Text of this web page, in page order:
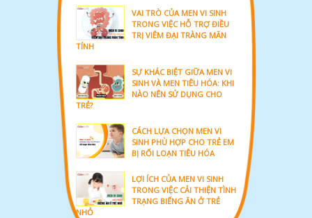
VAI TRÒ CỦA MEN VI SINH
TRONG VIỆC HỖ TRỢ ĐIỀU
TRỊ VIÊM ĐẠI TRÀNG MÃN
TÍNH
SỰ KHÁC BIỆT GIỮA MEN VI
SINH VÀ MEN TIÊU HÓA: KHI
NÀO NÊN SỬ DỤNG CHO
TRẺ?
CÁCH LỰA CHỌN MEN VI
SINH PHÙ HỢP CHO TRẺ EM
BỊ RỐI LOẠN TIÊU HÓA
LỢI ÍCH CỦA MEN VI SINH
TRONG VIỆC CẢI THIỆN TÌNH
TRẠNG BIẾNG ĂN Ở TRẺ
NHỎ